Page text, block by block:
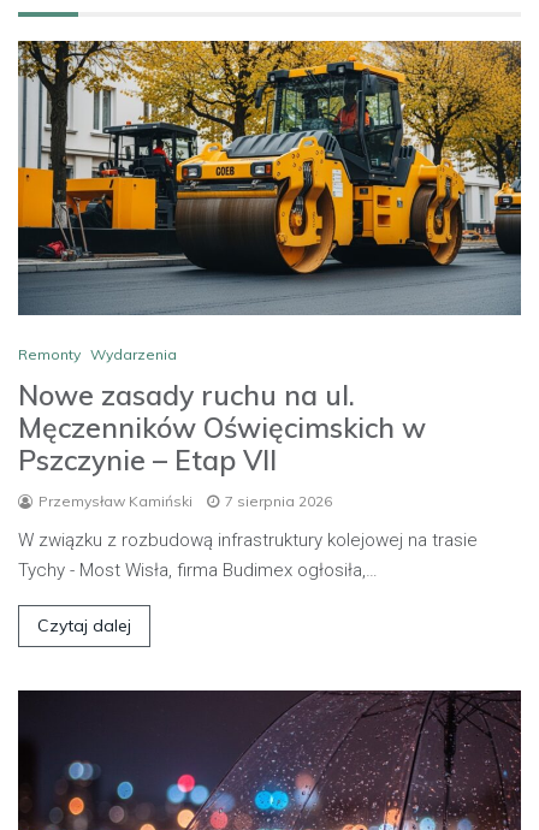
Remonty Wydarzenia
Nowe zasady ruchu na ul.
Męczenników Oświęcimskich w
Pszczynie – Etap VII
Przemysław Kamiński 7 sierpnia 2026
W związku z rozbudową infrastruktury kolejowej na trasie
Tychy - Most Wisła, firma Budimex ogłosiła,…
Czytaj dalej